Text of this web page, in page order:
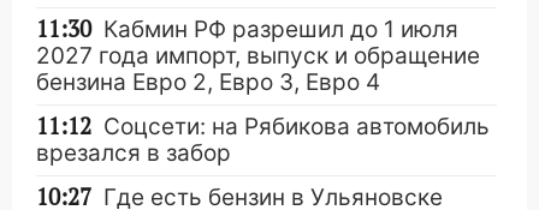
11:30 Кабмин РФ разрешил до 1 июля
2027 года импорт, выпуск и обращение
бензина Евро 2, Евро 3, Евро 4
11:12 Соцсети: на Рябикова автомобиль
врезался в забор
10:27 Где есть бензин в Ульяновске